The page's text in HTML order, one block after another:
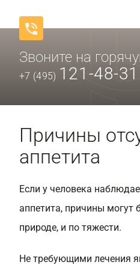
Звоните на
+7 (495) 121-48-31
Причины
аппетита
Если у человека
аппетита, причины могут
природе, и по тяжести.
Не требующими лечения